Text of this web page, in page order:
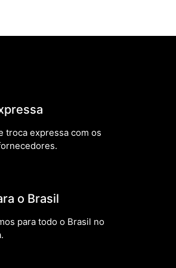
troca expressa com os
o Brasil
para todo o Brasil no